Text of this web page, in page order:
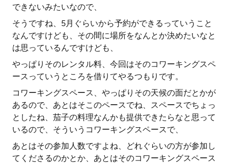
できないみたいなので、
そうですね、5月ぐらいから予約ができるっていうこと
なんですけども、その間に場所をなんとか決めたいなと
は思っているんですけども、
やっぱりそのレンタル料、今回はそのコワーキングスペ
ースっていうところを借りてやるつもりです。
コワーキングスペース、やっぱりその天候の面だとかが
あるので、あとはそこのペースでね、スペースでちょっ
としたね、茄子の料理なんかも提供できたらなと思って
いるので、そういうコワーキングスペースで、
あとはその参加人数ですよね、どれぐらいの方が参加し
てくださるのかとか、あとはそのコワーキングスペース